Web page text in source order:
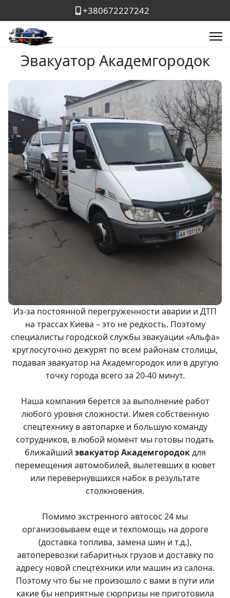
+380672227242
Эвакуатор Академгородок
Из-за постоянной перегруженности аварии и ДТП
на трассах Киева – это не редкость. Поэтому
специалисты городской службы эвакуации «Альфа»
круглосуточно дежурят по всем районам столицы,
подавая эвакуатор на Академгородок или в другую
точку города всего за 20-40 минут.
Наша компания берется за выполнение работ
любого уровня сложности. Имея собственную
спецтехнику в автопарке и большую команду
сотрудников, в любой момент мы готовы подать
ближайший эвакуатор Академгородокдля
перемещения автомобилей, вылетевших в кювет
или перевернувшихся набок в результате
столкновения.
Помимо экстренного автосос 24 мы
организовываем еще и техпомощь на дороге
(доставка топлива, замена шин и т.д.),
автоперевозки габаритных грузов и доставку по
адресу новой спецтехники или машин из салона.
Поэтому что бы не произошло с вами в пути или
какие бы неприятные сюрпризы не приготовила